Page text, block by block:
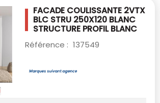
FACADE COULISSANTE 2VTX
BLC STRU 250X120 BLANC
STRUCTURE PROFIL BLANC
Référence : 137549